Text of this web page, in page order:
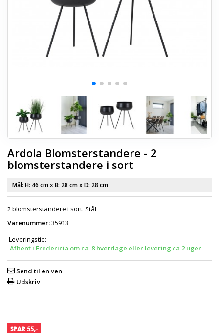
Ardola Blomsterstandere - 2
blomsterstandere i sort
Mål: H: 46 cmx B: 28 cmx D: 28 cm
2 blomsterstandere i sort. Stål
Varenummer:35913
Leveringstid:
Afhent i Fredericia om ca. 8 hverdage eller levering ca 2 uger
Send til en ven
Udskriv
SPAR 55,-